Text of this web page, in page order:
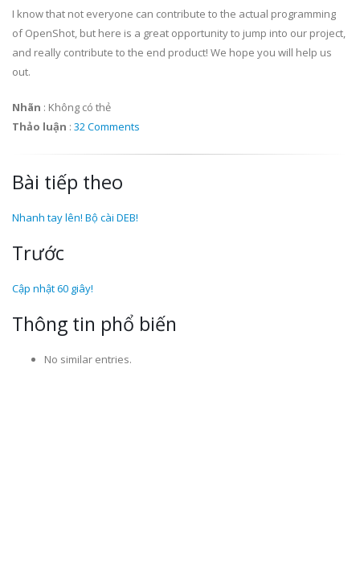
I know that not everyone can contribute to the actual programming
of OpenShot, but here is a great opportunity to jump into our project,
and really contribute to the end product! We hope you will help us
out.
Nhãn : Không có thẻ
Thảo luận : 32 Comments
Bài tiếp theo
Nhanh tay lên! Bộ cài DEB!
Trước
Cập nhật 60 giây!
Thông tin phổ biến
No similar entries.